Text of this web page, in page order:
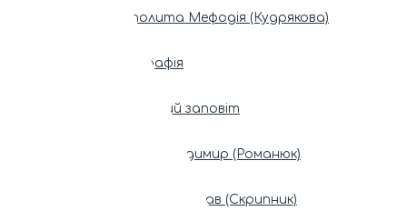
Митрополита Мефодія (Кудрякова)
Біографія
Духовний заповіт
Патріарх Володимир (Романюк)
Патріарх Мстислав (Скрипник)